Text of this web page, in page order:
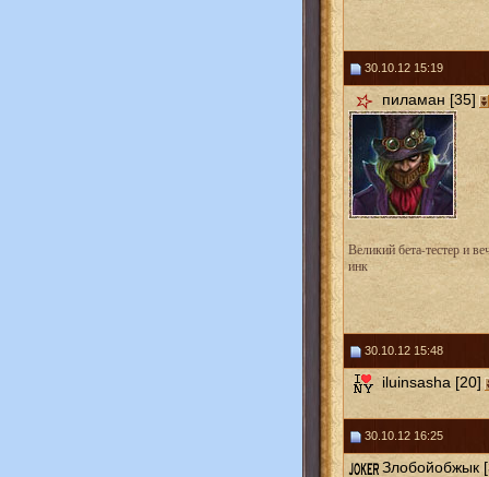
30.10.12 15:19
пиламан [35]
Великий бета-тестер и
инк
30.10.12 15:48
iluinsasha [20]
30.10.12 16:25
Злобойобжык